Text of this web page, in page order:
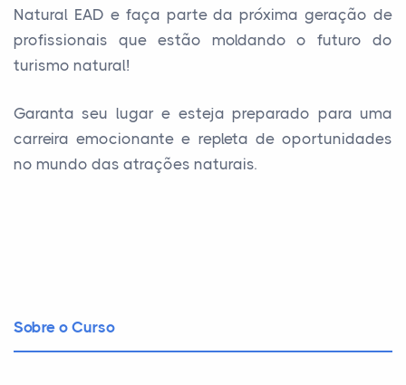
Natural EAD e faça parte da próxima geração de
profissionais que estão moldando o futuro do
turismo natural!
Garanta seu lugar e esteja preparado para uma
carreira emocionante e repleta de oportunidades
no mundo das atrações naturais.
Sobre o Curso